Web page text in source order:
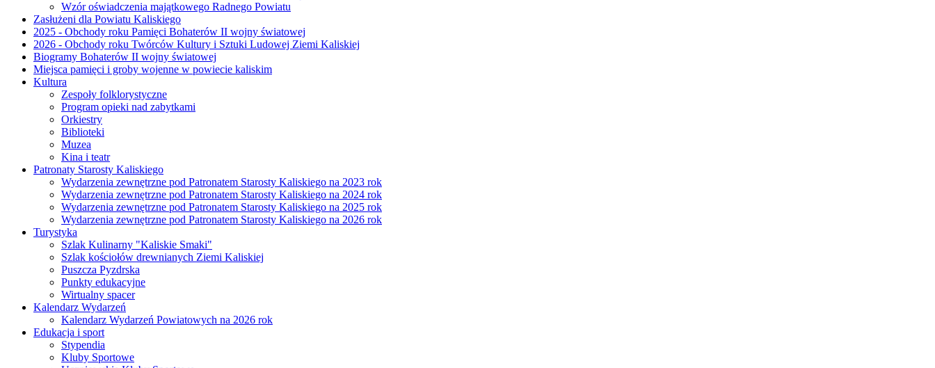
Wzór oświadczenia majątkowego Radnego Powiatu
Zasłużeni dla Powiatu Kaliskiego
2025 - Obchody roku Pamięci Bohaterów II wojny światowej
2026 - Obchody roku Twórców Kultury i Sztuki Ludowej Ziemi Kaliskiej
Biogramy Bohaterów II wojny światowej
Miejsca pamięci i groby wojenne w powiecie kaliskim
Kultura
Zespoły folklorystyczne
Program opieki nad zabytkami
Orkiestry
Biblioteki
Muzea
Kina i teatr
Patronaty Starosty Kaliskiego
Wydarzenia zewnętrzne pod Patronatem Starosty Kaliskiego na 2023 rok
Wydarzenia zewnętrzne pod Patronatem Starosty Kaliskiego na 2024 rok
Wydarzenia zewnętrzne pod Patronatem Starosty Kaliskiego na 2025 rok
Wydarzenia zewnętrzne pod Patronatem Starosty Kaliskiego na 2026 rok
Turystyka
Szlak Kulinarny "Kaliskie Smaki"
Szlak kościołów drewnianych Ziemi Kaliskiej
Puszcza Pyzdrska
Punkty edukacyjne
Wirtualny spacer
Kalendarz Wydarzeń
Kalendarz Wydarzeń Powiatowych na 2026 rok
Edukacja i sport
Stypendia
Kluby Sportowe